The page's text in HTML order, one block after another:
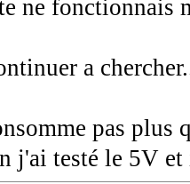
ne fonctionnais
a
pas plus
j'ai testé le 5V